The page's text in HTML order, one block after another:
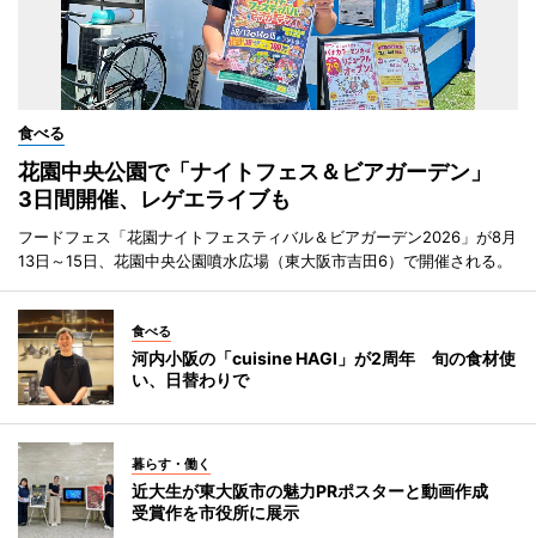
食べる
花園中央公園で「ナイトフェス＆ビアガーデン」
3日間開催、レゲエライブも
フードフェス「花園ナイトフェスティバル＆ビアガーデン2026」が8月
13日～15日、花園中央公園噴水広場（東大阪市吉田6）で開催される。
食べる
河内小阪の「cuisine HAGI」が2周年 旬の食材使
い、日替わりで
暮らす・働く
近大生が東大阪市の魅力PRポスターと動画作成
受賞作を市役所に展示